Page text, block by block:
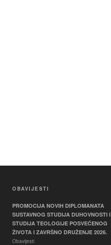
OBAVIJESTI
PROMOCIJA NOVIH DIPLOMANATA
SUSTAVNOG STUDIJA DUHOVNOSTI I
STUDIJA TEOLOGIJE POSVEĆENOG
ŽIVOTA I ZAVRŠNO DRUŽENJE 2026.
Obavijesti